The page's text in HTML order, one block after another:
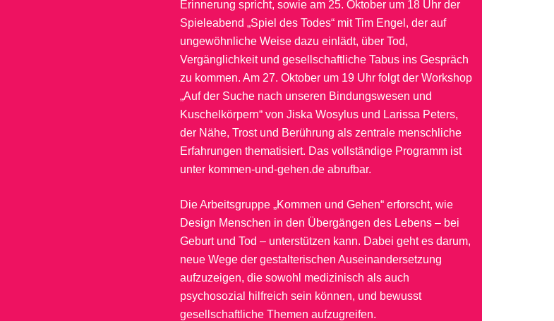
Erinnerung spricht, sowie am 25. Oktober um 18 Uhr der
Spieleabend „Spiel des Todes“ mit Tim Engel, der auf
ungewöhnliche Weise dazu einlädt, über Tod,
Vergänglichkeit und gesellschaftliche Tabus ins Gespräch
zu kommen. Am 27. Oktober um 19 Uhr folgt der Workshop
„Auf der Suche nach unseren Bindungswesen und
Kuschelkörpern“ von Jiska Wosylus und Larissa Peters,
der Nähe, Trost und Berührung als zentrale menschliche
Erfahrungen thematisiert. Das vollständige Programm ist
unter kommen-und-gehen.de abrufbar.
Die Arbeitsgruppe „Kommen und Gehen“ erforscht, wie
Design Menschen in den Übergängen des Lebens – bei
Geburt und Tod – unterstützen kann. Dabei geht es darum,
neue Wege der gestalterischen Auseinandersetzung
aufzuzeigen, die sowohl medizinisch als auch
psychosozial hilfreich sein können, und bewusst
gesellschaftliche Themen aufzugreifen.